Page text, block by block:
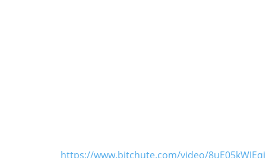
https://www.bitchute.com/video/